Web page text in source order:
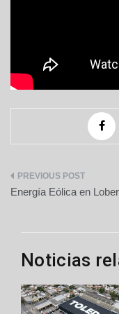
Navegación
entradas
Energía Eólica en
Noticias